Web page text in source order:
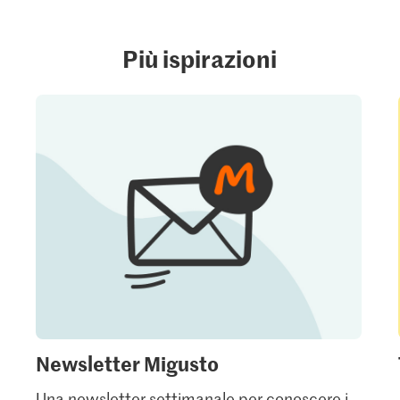
Più ispirazioni
Newsletter Migusto